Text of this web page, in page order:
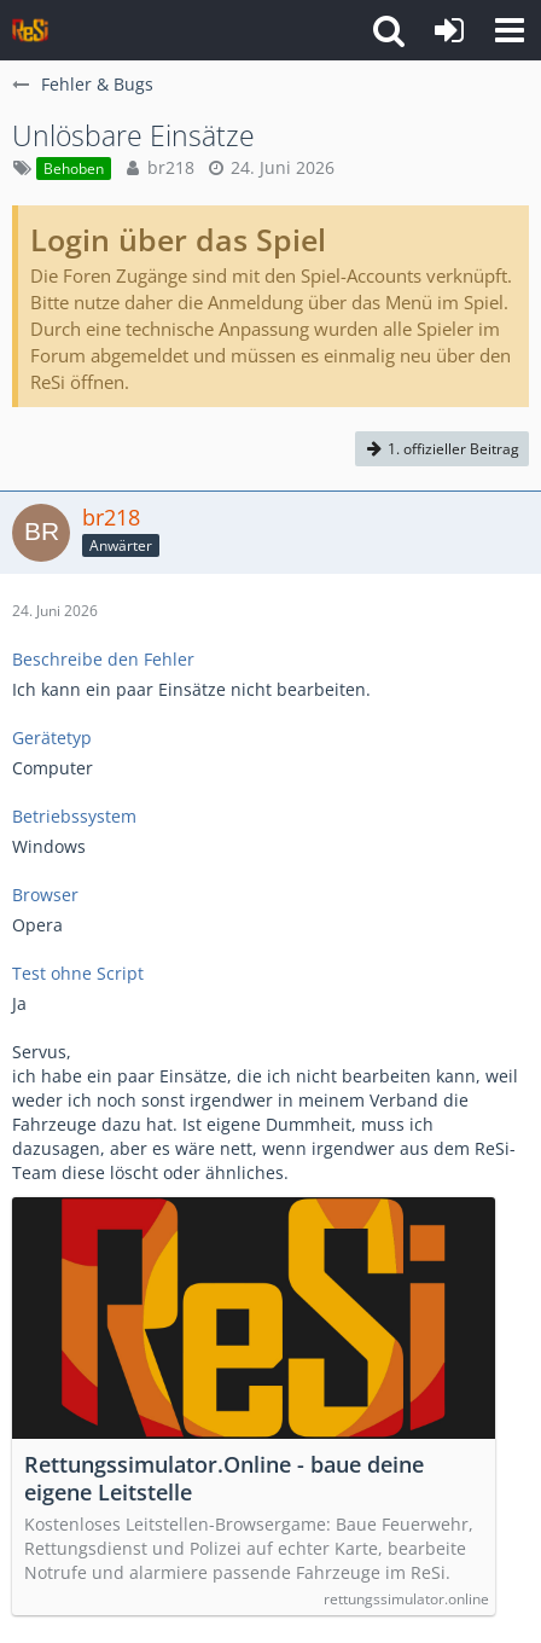
Fehler & Bugs
Unlösbare Einsätze
Behoben br218 24. Juni 2026
Login über das Spiel
Die Foren Zugänge sind mit den Spiel-Accounts verknüpft.
Bitte nutze daher die Anmeldung über das Menü im Spiel.
Durch eine technische Anpassung wurden alle Spieler im
Forum abgemeldet und müssen es einmalig neu über den
ReSi öffnen.
1. offizieller Beitrag
br218
Anwärter
24. Juni 2026
Beschreibe den Fehler
Ich kann ein paar Einsätze nicht bearbeiten.
Gerätetyp
Computer
Betriebssystem
Windows
Browser
Opera
Test ohne Script
Ja
Servus,
ich habe ein paar Einsätze, die ich nicht bearbeiten kann, weil
weder ich noch sonst irgendwer in meinem Verband die
Fahrzeuge dazu hat. Ist eigene Dummheit, muss ich
dazusagen, aber es wäre nett, wenn irgendwer aus dem ReSi-
Team diese löscht oder ähnliches.
Rettungssimulator.Online - baue deine
eigene Leitstelle
Kostenloses Leitstellen-Browsergame: Baue Feuerwehr,
Rettungsdienst und Polizei auf echter Karte, bearbeite
Notrufe und alarmiere passende Fahrzeuge im ReSi.
rettungssimulator.online